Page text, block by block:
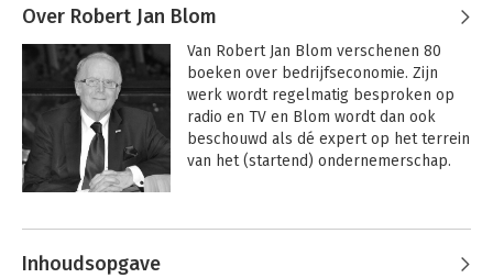
Over Robert Jan Blom
Van Robert Jan Blom verschenen 80
boeken over bedrijfseconomie. Zijn
werk wordt regelmatig besproken op
radio en TV en Blom wordt dan ook
beschouwd als dé expert op het terrein
van het (startend) ondernemerschap.
Andere boeken door Robert Jan
Blom
Inhoudsopgave